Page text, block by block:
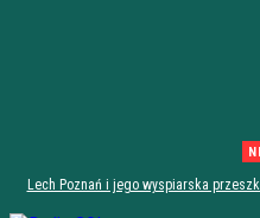
Lech Poznań i jego wyspiarska